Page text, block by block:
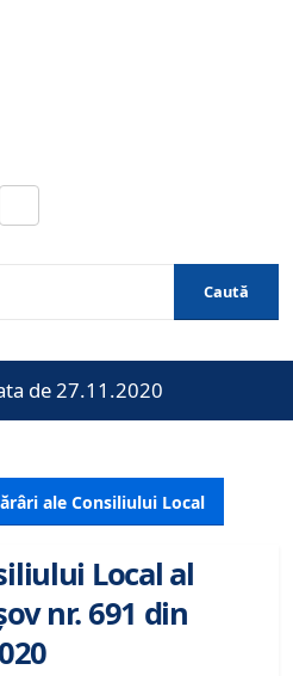
Caută
de 27.11.2020
ale Consiliului Local
Local al
nr. 691 din